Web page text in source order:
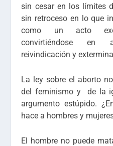
sin cesar en los límites
sin retroceso en lo que
como un acto
convirtiéndose en
reivindicación y
La ley sobre el aborto
del feminismo y de la
argumento estúpido.
hace a hombres y
El hombre no puede